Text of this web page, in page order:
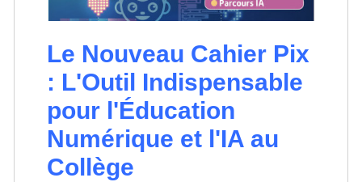
Le Nouveau Cahier Pix
: L'Outil Indispensable
pour l'Éducation
Numérique et l'IA au
Collège